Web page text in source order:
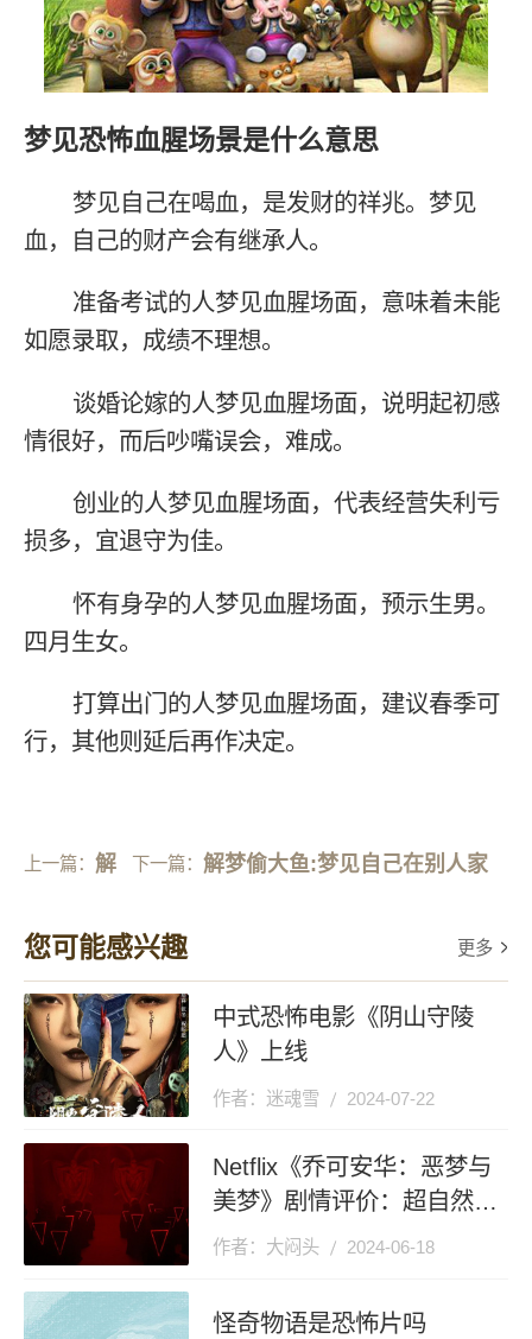
梦见恐怖血腥场景是什么意思
梦见自己在喝血，是发财的祥兆。梦见
血，自己的财产会有继承人。
准备考试的人梦见血腥场面，意味着未能
如愿录取，成绩不理想。
谈婚论嫁的人梦见血腥场面，说明起初感
情很好，而后吵嘴误会，难成。
创业的人梦见血腥场面，代表经营失利亏
损多，宜退守为佳。
怀有身孕的人梦见血腥场面，预示生男。
四月生女。
打算出门的人梦见血腥场面，建议春季可
行，其他则延后再作决定。
上一篇：解
屋:
周
公
解
下一篇： 解梦偷大鱼:梦见自己在别人家
鱼都挺大
您可能感兴趣 更多
中式恐怖电影《阴山守陵
人》上线
作者：迷魂雪 2024-07-22
Netflix《乔可安华：恶梦与
美梦》剧情评价：超自然VS
残酷现实哪个更恐怖？
作者：大闷头 2024-06-18
怪奇物语是恐怖片吗